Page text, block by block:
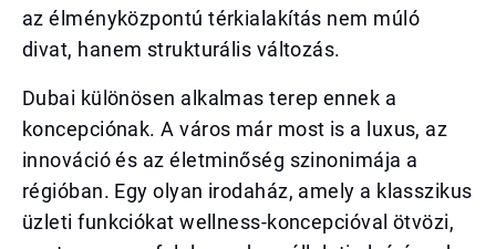
az élményközpontú térkialakítás nem múló
divat, hanem strukturális változás.
Dubai különösen alkalmas terep ennek a
koncepciónak. A város már most is a luxus, az
innováció és az életminőség szinonimája a
régióban. Egy olyan irodaház, amely a klasszikus
üzleti funkciókat wellness-koncepcióval ötvözi,